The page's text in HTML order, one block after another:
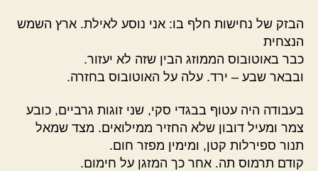
הבזק של נחישות חלף בו: אני נוסע לאילת. ארץ השמש
הנצחית
כבר באוטובוס הממוזג הבין שזה לא יעזור.
ובבאר שבע – ירד. עלה על האוטובוס בחזרה.
בעבודה היה עטוף בבגדי סקי, שני זוגות גרביים, כובע
צמר ומעיל דובון שלא החזיר ממילואים. מצד שמאל
תנור ספירלות קטן, ומימין מפזר חום.
קודם תרמוס תה. אחר כך המזגן על חימום.